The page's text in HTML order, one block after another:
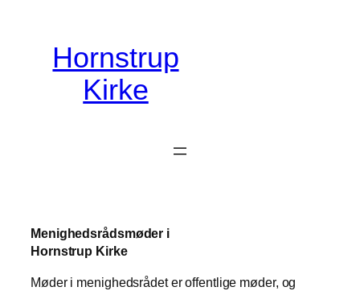
Hornstrup
Kirke
Menighedsrådsmøder i
Hornstrup Kirke
Møder i menighedsrådet er offentlige møder, og